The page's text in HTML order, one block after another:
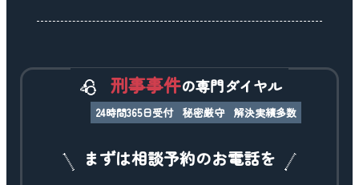
刑事事件の専門ダイヤル
24時間365日受付 秘密厳守 解決実績多数
まずは相談予約のお電話を